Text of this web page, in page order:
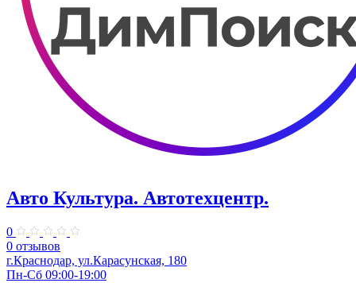
Авто Культура. ​Автотехцентр.
0
0 отзывов
​г.Краснодар, ул.Карасунская, 180
Пн-Сб 09:00-19:00